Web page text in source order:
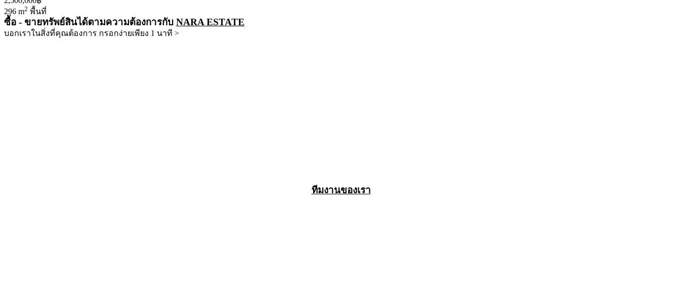
296 m2 พื้นที่
ซื้อ - ขายทรัพย์สินได้ตามความต้องการกับ NARA ESTATE
บอกเราในสิ่งที่คุณต้องการ กรอกง่ายเพียง 1 นาที >
ทีมงานของเรา